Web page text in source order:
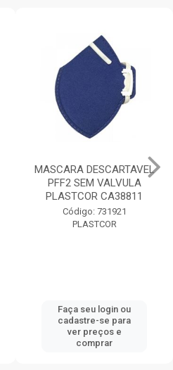
MASCARA DESCARTAVEL
PFF2 SEM VALVULA
PLASTCOR CA38811
Código: 731921
PLASTCOR
Faça seu login ou
cadastre-se para
ver preços e
comprar